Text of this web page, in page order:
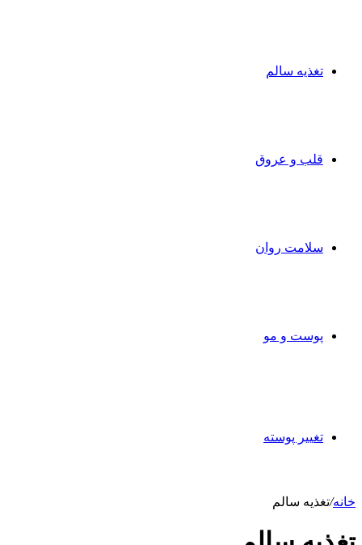
تغذیه سالم
قلب و عروق
سلامت روان
پوست و مو
تغییر پوسته
خانه/تغذیه سالم